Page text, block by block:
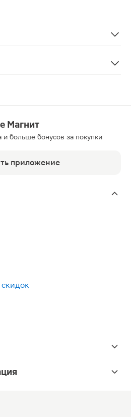
Магнит
и больше бонусов за покупки
приложение